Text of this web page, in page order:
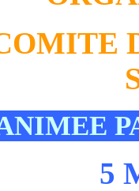
5